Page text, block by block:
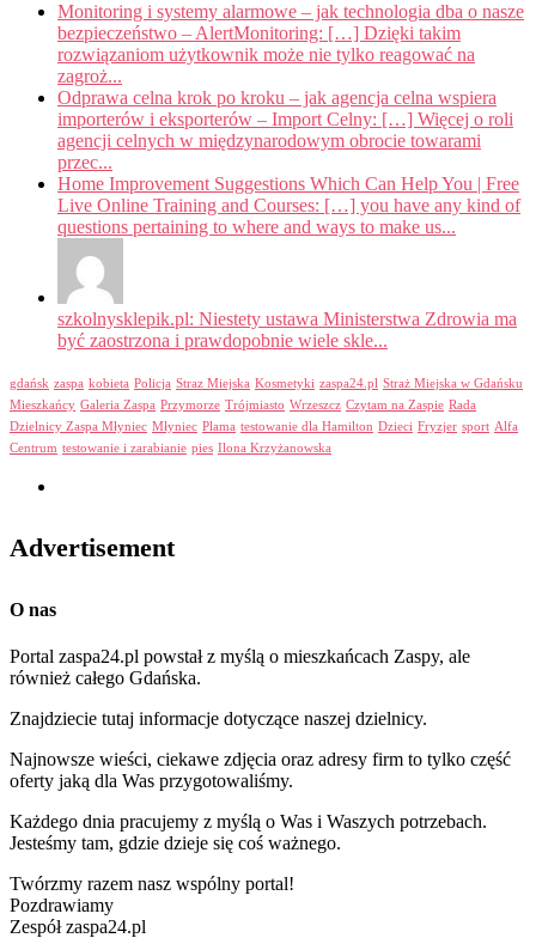
Monitoring i systemy alarmowe – jak technologia dba o nasze
bezpieczeństwo – AlertMonitoring: […] Dzięki takim
rozwiązaniom użytkownik może nie tylko reagować na
zagroż...
Odprawa celna krok po kroku – jak agencja celna wspiera
importerów i eksporterów – Import Celny: […] Więcej o roli
agencji celnych w międzynarodowym obrocie towarami
przec...
Home Improvement Suggestions Which Can Help You | Free
Live Online Training and Courses: […] you have any kind of
questions pertaining to where and ways to make us...
szkolnysklepik.pl: Niestety ustawa Ministerstwa Zdrowia ma
być zaostrzona i prawdopobnie wiele skle...
gdańsk zaspa kobieta Policja Straz Miejska Kosmetyki zaspa24.pl Straż Miejska w Gdańsku
Mieszkańcy Galeria Zaspa Przymorze Trójmiasto Wrzeszcz Czytam na Zaspie Rada
Dzielnicy Zaspa Młyniec Młyniec Plama testowanie dla Hamilton Dzieci Fryzjer sport Alfa
Centrum testowanie i zarabianie pies Ilona Krzyżanowska
Advertisement
O nas
Portal zaspa24.pl powstał z myślą o mieszkańcach Zaspy, ale
również całego Gdańska.
Znajdziecie tutaj informacje dotyczące naszej dzielnicy.
Najnowsze wieści, ciekawe zdjęcia oraz adresy firm to tylko część
oferty jaką dla Was przygotowaliśmy.
Każdego dnia pracujemy z myślą o Was i Waszych potrzebach.
Jesteśmy tam, gdzie dzieje się coś ważnego.
Twórzmy razem nasz wspólny portal!
Pozdrawiamy
Zespół zaspa24.pl